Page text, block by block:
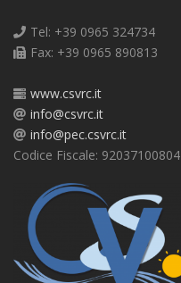
Tel: +39 0965 324734
Fax: +39 0965 890813
www.csvrc.it
info@csvrc.it
info@pec.csvrc.it
Codice Fiscale: 92037100804